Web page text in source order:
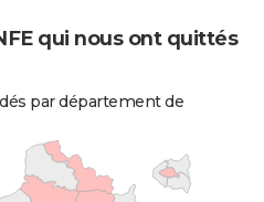
qui nous ont quittés
par département de